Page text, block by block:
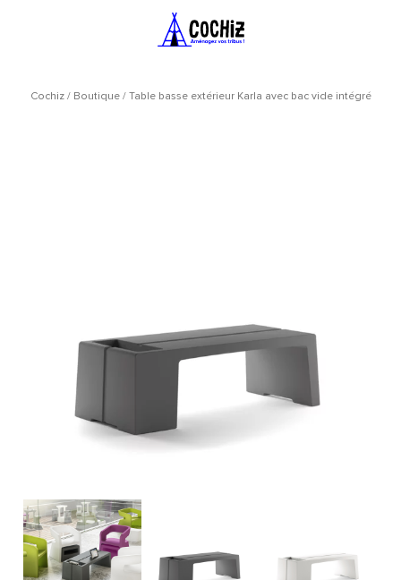
Cochiz/ Boutique/Table basse extérieur Karla avec bac vide intégré